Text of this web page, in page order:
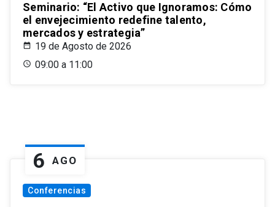
Seminario: “El Activo que Ignoramos: Cómo
el envejecimiento redefine talento,
mercados y estrategia”
19 de Agosto de 2026
09:00 a 11:00
6 AGO
Conferencias